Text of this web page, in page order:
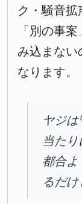
ク・騒音
「別の事
み込まない
なります。
ヤジ
当た
都合
るだ